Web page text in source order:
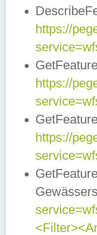
https://
https://
https://